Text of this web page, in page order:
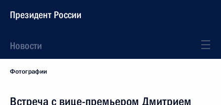
Президент России
Новости
Фотографии
Встреча с вице-премьером Дмитрием